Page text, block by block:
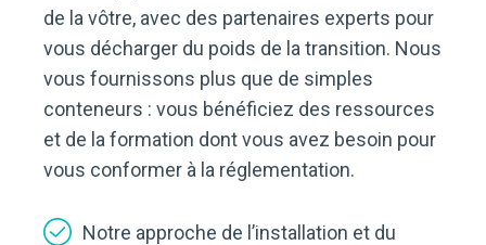
de la vôtre, avec des partenaires experts pour
vous décharger du poids de la transition. Nous
vous fournissons plus que de simples
conteneurs : vous bénéficiez des ressources
et de la formation dont vous avez besoin pour
vous conformer à la réglementation.
Notre approche de l’installation et du